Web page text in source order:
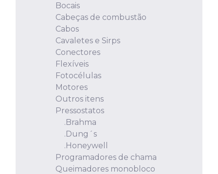
Bocais
Cabeças de combustão
Cabos
Cavaletes e Sirps
Conectores
Flexíveis
Fotocélulas
Motores
Outros itens
Pressostatos
.Brahma
.Dung´s
.Honeywell
Programadores de chama
Queimadores monobloco